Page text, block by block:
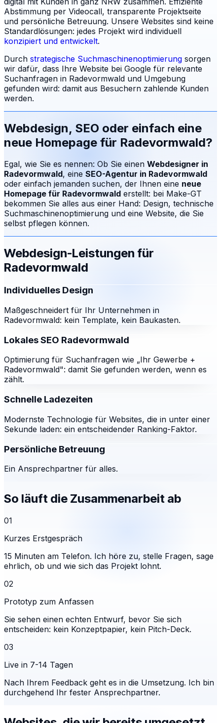
Abstimmung per Videocall, transparente Projektseite
und persönliche Betreuung. Unsere Websites sind keine
Standardlösungen: jedes Projekt wird individuell
konzipiert und entwickelt.
Durch strategische Suchmaschinenoptimierung sorgen
wir dafür, dass Ihre Website bei Google für relevante
Suchanfragen in Radevormwald und Umgebung
gefunden wird: damit aus Besuchern zahlende Kunden
werden.
Webdesign, SEO oder einfach eine
neue Homepage für Radevormwald?
Egal, wie Sie es nennen: Ob Sie einen Webdesigner in
Radevormwald, eine SEO-Agentur in Radevormwald
oder einfach jemanden suchen, der Ihnen eine neue
Homepage für Radevormwald erstellt: bei Make-GT
bekommen Sie alles aus einer Hand: Design, technische
Suchmaschinenoptimierung und eine Website, die Sie
selbst pflegen können.
Webdesign-Leistungen für
Radevormwald
Individuelles Design
Maßgeschneidert für Ihr Unternehmen in
Radevormwald: kein Template, kein Baukasten.
Lokales SEO Radevormwald
Optimierung für Suchanfragen wie „Ihr Gewerbe +
Radevormwald": damit Sie gefunden werden, wenn es
zählt.
Schnelle Ladezeiten
Modernste Technologie für Websites, die in unter einer
Sekunde laden: ein entscheidender Ranking-Faktor.
Persönliche Betreuung
Ein Ansprechpartner für alles.
So läuft die Zusammenarbeit ab
01
Kurzes Erstgespräch
15 Minuten am Telefon. Ich höre zu, stelle Fragen, sage
ehrlich, ob und wie sich das Projekt lohnt.
02
Prototyp zum Anfassen
Sie sehen einen echten Entwurf, bevor Sie sich
entscheiden: kein Konzeptpapier, kein Pitch-Deck.
03
Live in 7-14 Tagen
Nach Ihrem Feedback geht es in die Umsetzung. Ich bin
durchgehend Ihr fester Ansprechpartner.